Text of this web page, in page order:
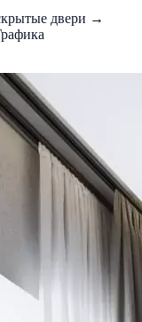
двери →